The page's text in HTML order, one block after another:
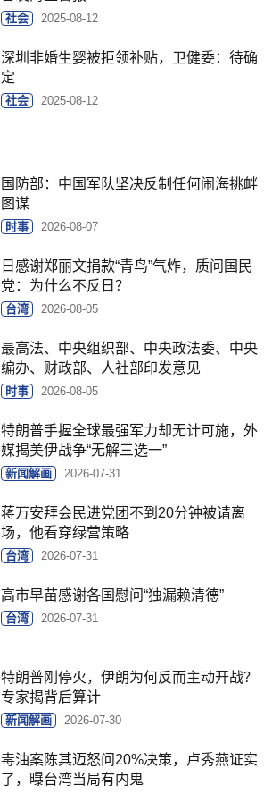
社会 2025-08-12
深圳非婚生婴被拒领补贴，卫健委：待确
定
社会 2025-08-12
国防部：中国军队坚决反制任何闹海挑衅
图谋
时事 2026-08-07
日感谢郑丽文捐款“青鸟”气炸，质问国民
党：为什么不反日？
台湾 2026-08-05
最高法、中央组织部、中央政法委、中央
编办、财政部、人社部印发意见
时事 2026-08-05
特朗普手握全球最强军力却无计可施，外
媒揭美伊战争“无解三选一”
新闻解画 2026-07-31
蒋万安拜会民进党团不到20分钟被请离
场，他看穿绿营策略
台湾 2026-07-31
高市早苗感谢各国慰问“独漏赖清德”
台湾 2026-07-31
特朗普刚停火，伊朗为何反而主动开战？
专家揭背后算计
新闻解画 2026-07-30
毒油案陈其迈怒问20%决策，卢秀燕证实
了，曝台湾当局有内鬼